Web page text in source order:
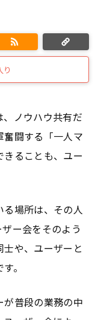
り
、ノウハウ共有だ
奮闘する「一人マ
きることも、ユー
る場所は、その人
ー会をそのよう
や、ユーザーと
。
が普段の業務の中